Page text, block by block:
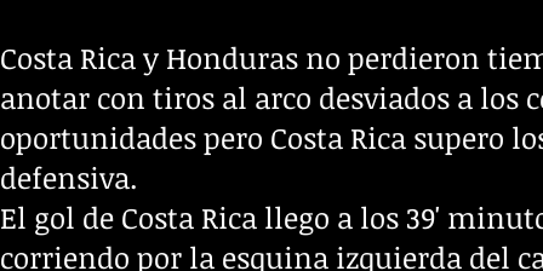
Costa Rica y Honduras no perdieron
anotar con tiros al arco desviados a los
oportunidades pero Costa Rica supero
defensiva.
El gol de Costa Rica llego a los 39'
corriendo por la esquina izquierda del